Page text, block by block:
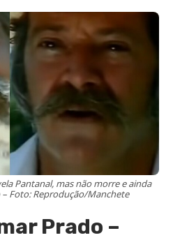
Pantanal, mas não morre e ainda
Foto: Reprodução/Manchete
Prado –